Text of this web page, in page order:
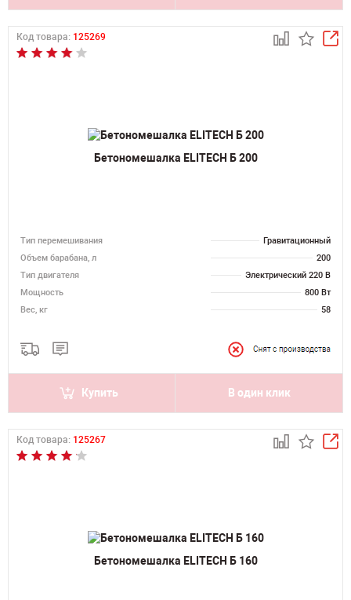
Код товара: 125269
Бетономешалка ELITECH Б 200
Тип перемешивания
Гравитационный
Объем барабана, л
200
Тип двигателя
Электрический 220 В
Мощность
800 Вт
Вес, кг
58
Купить В один клик
Код товара: 125267
Бетономешалка ELITECH Б 160